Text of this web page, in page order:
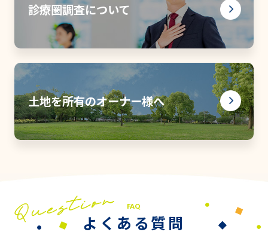
診療圏調査について
土地を所有のオーナー様へ
FAQ
よくある質問